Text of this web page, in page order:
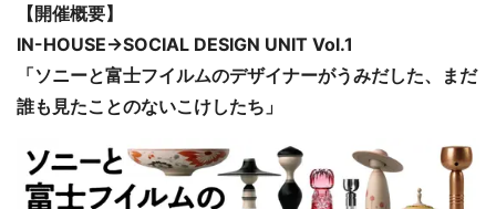
【開催概要】
IN-HOUSE→SOCIAL DESIGN UNIT Vol.1
「ソニーと富士フイルムのデザイナーがうみだした、まだ
誰も見たことのないこけしたち」